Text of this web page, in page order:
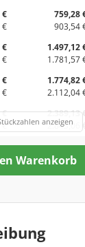
€
€
759,28
903,54
€
€
1.497,12
1.781,57
€
€
1.774,82
2.112,04
€
€
2.389,13 €
2.843,06 €
anzeigen
Warenkorb